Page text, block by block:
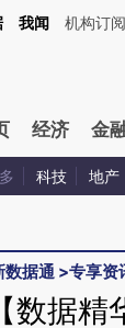
段话：本文由第
我闻 机构订阅
经济 金
科技 地产
数据通 >专享资
【数据